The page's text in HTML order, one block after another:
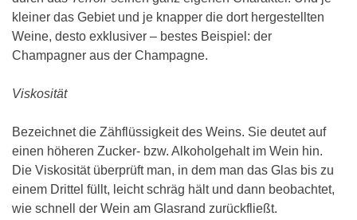
kleiner das Gebiet und je knapper die dort hergestellten
Weine, desto exklusiver – bestes Beispiel: der
Champagner aus der Champagne.
Viskosität
Bezeichnet die Zähflüssigkeit des Weins. Sie deutet auf
einen höheren Zucker- bzw. Alkoholgehalt im Wein hin.
Die Viskosität überprüft man, in dem man das Glas bis zu
einem Drittel füllt, leicht schräg hält und dann beobachtet,
wie schnell der Wein am Glasrand zurückfließt.